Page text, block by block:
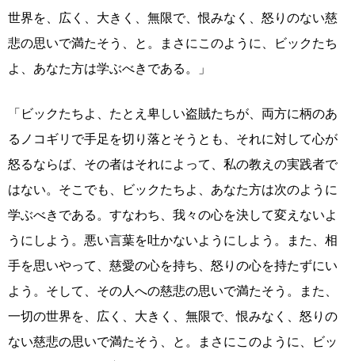
世界を、広く、大きく、無限で、恨みなく、怒りのない慈
悲の思いで満たそう、と。まさにこのように、ビックたち
よ、あなた方は学ぶべきである。」
「ビックたちよ、たとえ卑しい盗賊たちが、両方に柄のあ
るノコギリで手足を切り落とそうとも、それに対して心が
怒るならば、その者はそれによって、私の教えの実践者で
はない。そこでも、ビックたちよ、あなた方は次のように
学ぶべきである。すなわち、我々の心を決して変えないよ
うにしよう。悪い言葉を吐かないようにしよう。また、相
手を思いやって、慈愛の心を持ち、怒りの心を持たずにい
よう。そして、その人への慈悲の思いで満たそう。また、
一切の世界を、広く、大きく、無限で、恨みなく、怒りの
ない慈悲の思いで満たそう、と。まさにこのように、ビッ